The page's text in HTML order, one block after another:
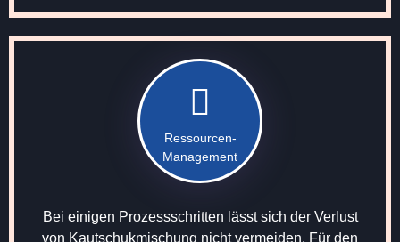
Ressourcen-
Management
Bei einigen Prozessschritten lässt sich der Verlust
von Kautschukmischung nicht vermeiden. Für den